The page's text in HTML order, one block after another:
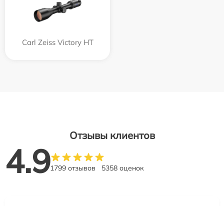
Carl Zeiss Victory HT
Отзывы клиентов
4.91799 отзывов 5358 оценок